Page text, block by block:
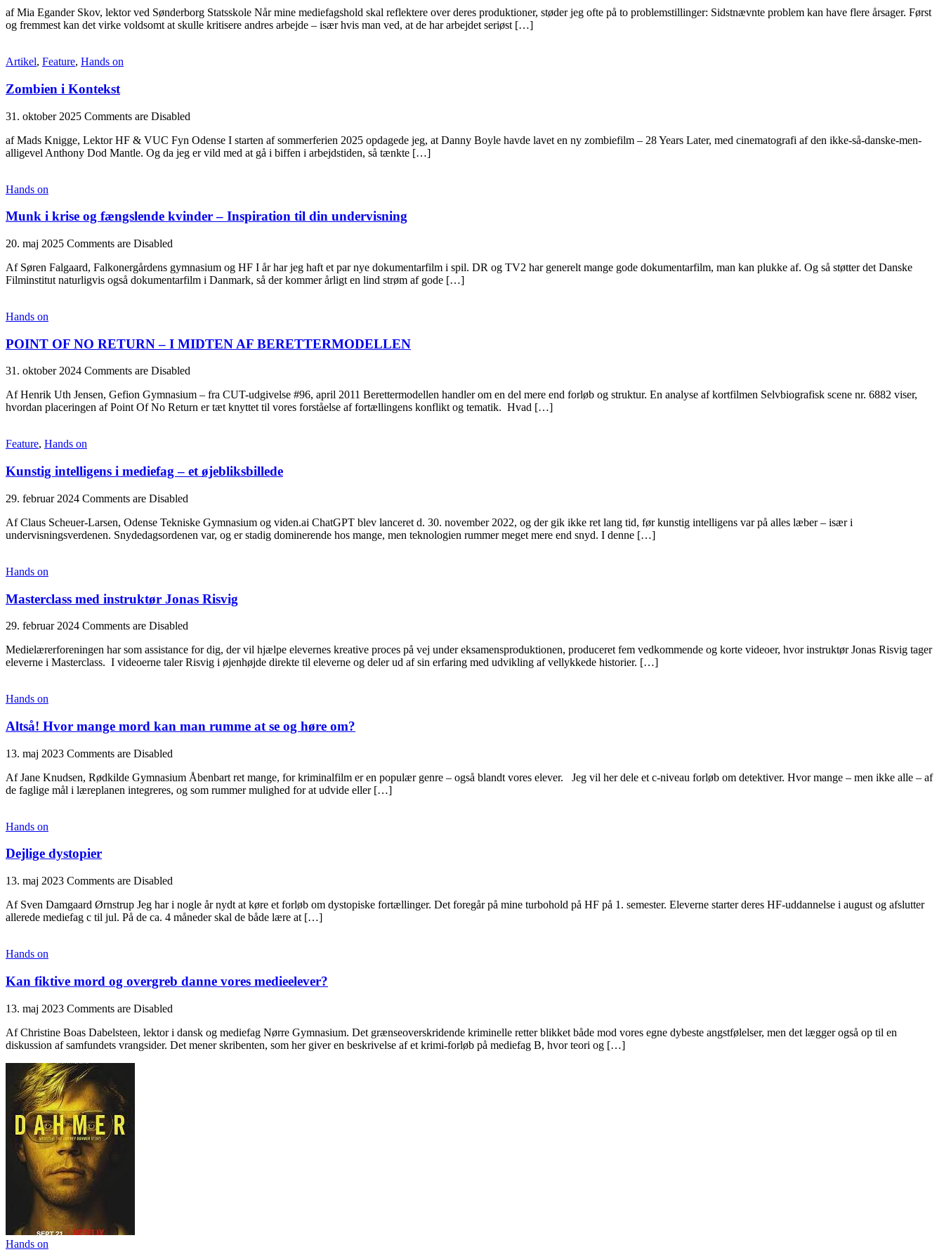
af Mia Egander Skov, lektor ved Sønderborg Statsskole Når mine mediefagshold skal reflektere over deres produktioner, støder jeg ofte på to problemstillinger: Sidstnævnte problem kan have flere årsager. Først
og fremmest kan det virke voldsomt at skulle kritisere andres arbejde – især hvis man ved, at de har arbejdet seriøst […]
Artikel, Feature, Hands on
Zombien i Kontekst
31. oktober 2025 Comments are Disabled
af Mads Knigge, Lektor HF & VUC Fyn Odense I starten af sommerferien 2025 opdagede jeg, at Danny Boyle havde lavet en ny zombiefilm – 28 Years Later, med cinematografi af den ikke-så-danske-men-
alligevel Anthony Dod Mantle. Og da jeg er vild med at gå i biffen i arbejdstiden, så tænkte […]
Hands on
Munk i krise og fængslende kvinder – Inspiration til din undervisning
20. maj 2025 Comments are Disabled
Af Søren Falgaard, Falkonergårdens gymnasium og HF I år har jeg haft et par nye dokumentarfilm i spil. DR og TV2 har generelt mange gode dokumentarfilm, man kan plukke af. Og så støtter det Danske
Filminstitut naturligvis også dokumentarfilm i Danmark, så der kommer årligt en lind strøm af gode […]
Hands on
POINT OF NO RETURN – I MIDTEN AF BERETTERMODELLEN
31. oktober 2024 Comments are Disabled
Af Henrik Uth Jensen, Gefion Gymnasium – fra CUT-udgivelse #96, april 2011 Berettermodellen handler om en del mere end forløb og struktur. En ana­lyse af kortfilmen Selvbiografisk scene nr. 6882 viser,
hvordan placeringen af Point Of No Return er tæt knyttet til vores forståelse af fortællingens konflikt og tematik. Hvad […]
Feature, Hands on
Kunstig intelligens i mediefag – et øjebliksbillede
29. februar 2024 Comments are Disabled
Af Claus Scheuer-Larsen, Odense Tekniske Gymnasium og viden.ai ChatGPT blev lanceret d. 30. november 2022, og der gik ikke ret lang tid, før kunstig intelligens var på alles læber – især i
undervisningsverdenen. Snydedagsordenen var, og er stadig dominerende hos mange, men teknologien rummer meget mere end snyd. I denne […]
Hands on
Masterclass med instruktør Jonas Risvig
29. februar 2024 Comments are Disabled
Medielærerforeningen har som assistance for dig, der vil hjælpe elevernes kreative proces på vej under eksamensproduktionen, produceret fem vedkommende og korte videoer, hvor instruktør Jonas Risvig tager
eleverne i Masterclass. I videoerne taler Risvig i øjenhøjde direkte til eleverne og deler ud af sin erfaring med udvikling af vellykkede historier. […]
Hands on
Altså! Hvor mange mord kan man rumme at se og høre om?
13. maj 2023 Comments are Disabled
Af Jane Knudsen, Rødkilde Gymnasium Åbenbart ret mange, for kriminalfilm er en populær genre – også blandt vores elever. Jeg vil her dele et c-niveau forløb om detektiver. Hvor mange – men ikke alle – af
de faglige mål i læreplanen integreres, og som rummer mulighed for at udvide eller […]
Hands on
Dejlige dystopier
13. maj 2023 Comments are Disabled
Af Sven Damgaard Ørnstrup Jeg har i nogle år nydt at køre et forløb om dystopiske fortællinger. Det foregår på mine turbohold på HF på 1. semester. Eleverne starter deres HF-uddannelse i august og afslutter
allerede mediefag c til jul. På de ca. 4 måneder skal de både lære at […]
Hands on
Kan fiktive mord og overgreb danne vores medieelever?
13. maj 2023 Comments are Disabled
Af Christine Boas Dabelsteen, lektor i dansk og mediefag Nørre Gymnasium. Det grænseoverskridende kriminelle retter blikket både mod vores egne dybeste angstfølelser, men det lægger også op til en
diskussion af samfundets vrangsider. Det mener skribenten, som her giver en beskrivelse af et krimi-forløb på mediefag B, hvor teori og […]
Hands on